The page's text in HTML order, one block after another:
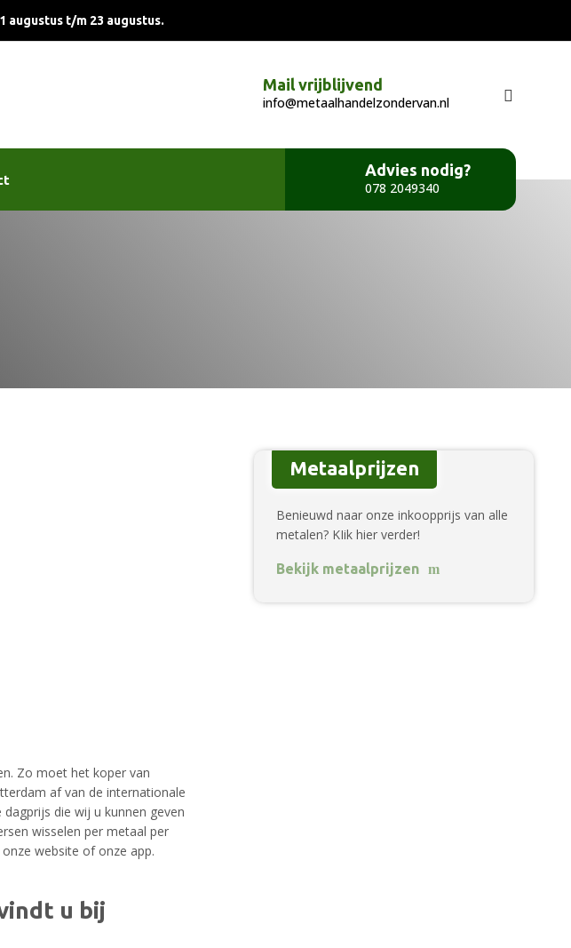
augustus t/m 23 augustus.
Mail vrijblijvend
info@metaalhandelzondervan.nl
Advies nodig?
078 2049340
Zo moet het koper van
af van de internationale
die wij u kunnen geven
wisselen per metaal per
website of onze app.
u bij
Metaalprijzen
Benieuwd naar onze inkoopprijs van alle
metalen? KIik hier verder!
Bekijk metaalprijzen